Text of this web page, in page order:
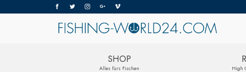
SHOP
Alles fürs Fischen High